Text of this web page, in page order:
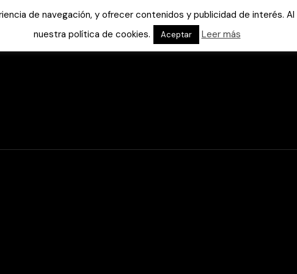
Inicio Ayuda
de navegación, y ofrecer contenidos y publicidad de interés.
nuestra política de cookies.
Aceptar Leer más